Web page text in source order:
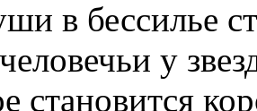
в бессилье
у
становится